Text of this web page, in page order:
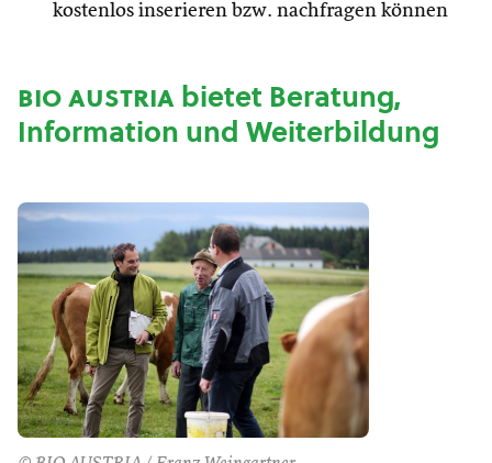
kostenlos inserieren bzw. nachfragen können
bio austriabietet Beratung,
Information und Weiterbildung